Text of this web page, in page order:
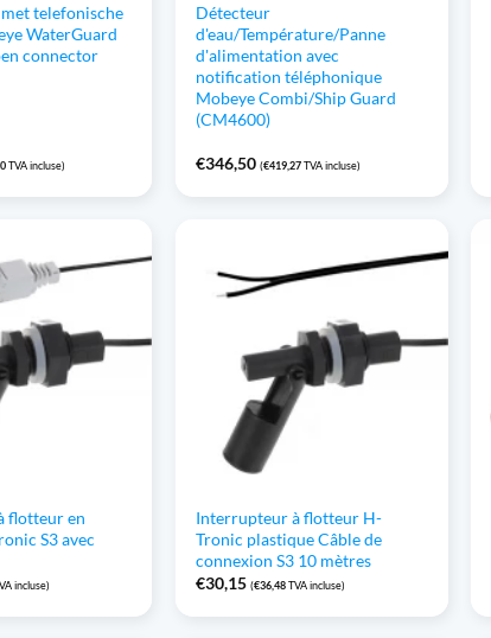
telefonische
WaterGuard
connector
TVA incluse)
Détecteur
d'eau/Température/Panne
d'alimentation avec
notification téléphonique
Mobeye Combi/Ship Guard
(CM4600)
€346,50 (€419,27TVA incluse)
flotteur en
S3 avec
incluse)
Interrupteur à flotteur H-
Tronic plastique Câble de
connexion S3 10 mètres
€30,15 (€36,48TVA incluse)